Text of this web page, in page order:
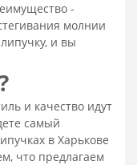
скидкой
недорого
осень
-
молнии
и вы
и качество идут
самый
в Харькове
что предлагаем